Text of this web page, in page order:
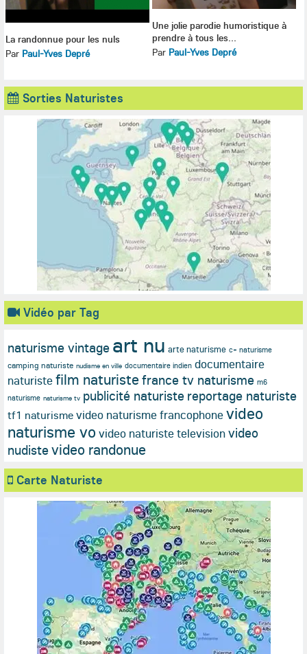
La randonnue pour les nuls
Par Paul-Yves Depré
Une jolie parodie humoristique à
prendre à tous les...
Par Paul-Yves Depré
Sorties Naturistes
Vidéo par Tag
naturisme vintage art nu arte naturisme c+ naturisme
camping naturiste nudisme en ville documentaire indien documentaire
naturistefilm naturistefrance tv naturisme m6
naturisme naturisme tv publicité naturiste reportage naturiste
tf1 naturisme video naturisme francophonevideo
naturisme vo video naturiste televisionvideo
nudistevideo randonue
Carte Naturiste